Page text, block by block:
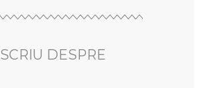
SCRIU DESPRE